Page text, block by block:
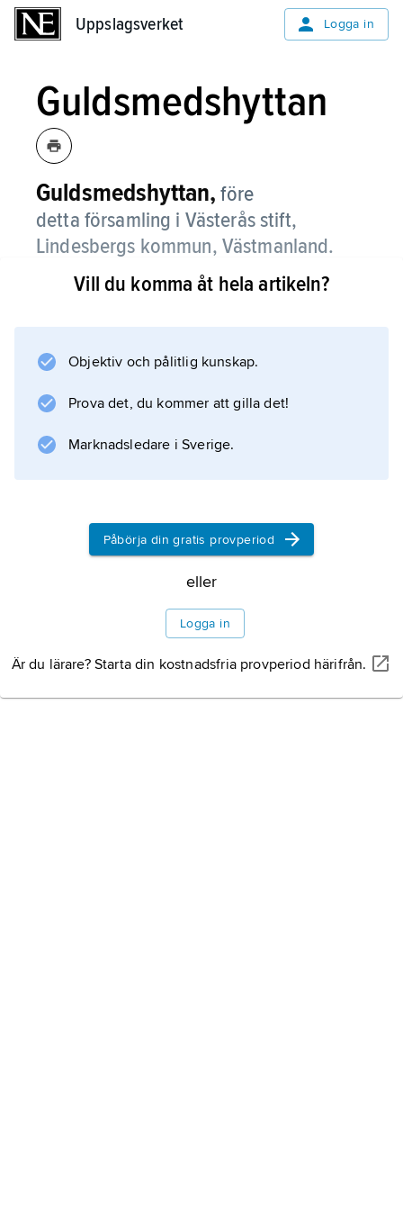
Uppslagsverket Logga in
Guldsmedshyttan
Guldsmedshyttan, före
detta församling i Västerås stift,
Lindesbergs kommun, Västmanland.
Guldsmedshyttan bröts 1917 ur Linde socken
Linde bergslag
Vill du komma åt hela artikeln?
Objektiv och pålitlig kunskap.
Prova det, du kommer att gilla det!
Marknadsledare i Sverige.
Påbörja din gratis provperiod
eller
Logga in
Är du lärare? Starta din kostnadsfria provperiod härifrån.